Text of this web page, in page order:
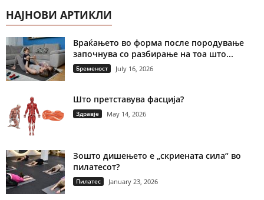
НАЈНОВИ АРТИКЛИ
Враќањето во форма после породување
започнува со разбирање на тоа што...
Бременост July 16, 2026
Што претставува фасција?
Здравје May 14, 2026
Зошто дишењето е „скриената сила“ во
пилатесот?
Пилатес January 23, 2026